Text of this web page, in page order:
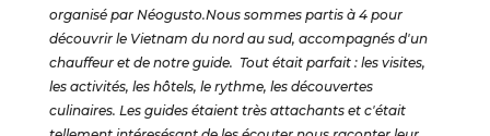
organisé par Néogusto.Nous sommes partis à 4 pour
découvrir le Vietnam du nord au sud, accompagnés d'un
chauffeur et de notre guide. Tout était parfait : les visites,
les activités, les hôtels, le rythme, les découvertes
culinaires. Les guides étaient très attachants et c'était